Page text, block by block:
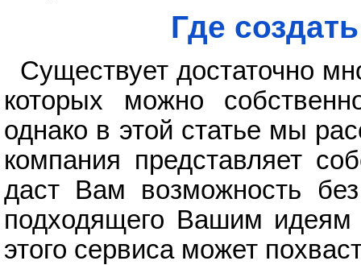
Где
Существует достаточно
которых можно
однако в этой статье мы
компания представляет
даст Вам возможность
подходящего Вашим
этого сервиса может